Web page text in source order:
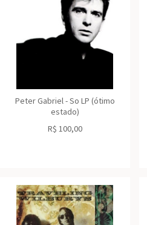
Peter Gabriel - So LP (ótimo
estado)
R$ 100,00